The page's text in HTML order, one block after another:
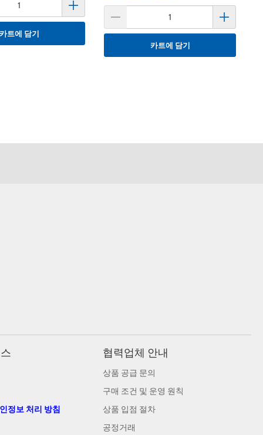
트에 담기
카트에 담기
정보 처리 방침
협력업체 안내
상품 공급 문의
구매 조건 및 운영 원칙
상품 입점 절차
공정거래